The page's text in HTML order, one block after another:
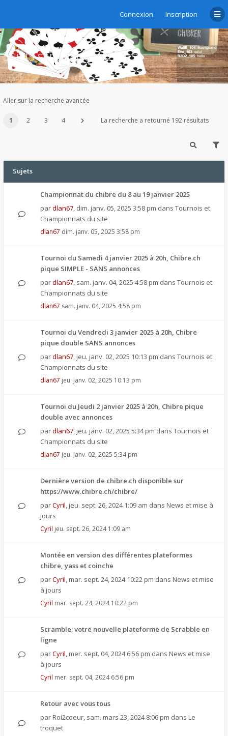
Connexion Inscription
Sujets sans réponse
Aller sur la recherche avancée
1 2 3 4 La recherche a retourné 192 résultats
Sujets
Championnat du chibre du 8 au 19 janvier 2025
pardlan67, dim. janv. 05, 2025 3:58 pm dans Tournois et
Championnats du site
dlan67 dim. janv. 05, 2025 3:58 pm
Tournoi du Samedi 4 janvier 2025 à 20h, Chibre.ch
pique SIMPLE - SANS annonces
pardlan67, sam. janv. 04, 2025 4:58 pm dans Tournois et
Championnats du site
dlan67 sam. janv. 04, 2025 4:58 pm
Tournoi du Vendredi 3 janvier 2025 à 20h, Chibre
pique double SANS annonces
pardlan67, jeu. janv. 02, 2025 10:13 pm dans Tournois et
Championnats du site
dlan67 jeu. janv. 02, 2025 10:13 pm
Tournoi du Jeudi 2 janvier 2025 à 20h, Chibre pique
double avec annonces
pardlan67, jeu. janv. 02, 2025 5:34 pm dans Tournois et
Championnats du site
dlan67 jeu. janv. 02, 2025 5:34 pm
Dernière version de chibre.ch disponible sur
https://www.chibre.ch/chibre/
parCyril, jeu. sept. 26, 2024 1:09 am dans News et mise à
jours
Cyril jeu. sept. 26, 2024 1:09 am
Montée en version des différentes plateformes
chibre, yass et coinche
parCyril, mar. sept. 24, 2024 10:22 pm dans News et mise
à jours
Cyril mar. sept. 24, 2024 10:22 pm
Scramble: votre nouvelle plateforme de Scrabble en
ligne
parCyril, mer. sept. 04, 2024 6:56 pm dans News et mise
à jours
Cyril mer. sept. 04, 2024 6:56 pm
Retour avec vous tous
par Roi2coeur, sam. mars 23, 2024 8:06 pm dans Le
troquet